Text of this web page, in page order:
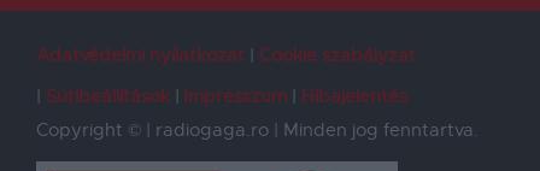
Adatvédelmi nyilatkozat
Cookie szabályzat
Sütibeállítások
Impresszum
Hibajelentés
Copyright © | radiogaga.ro | Minden jog fenntartva.